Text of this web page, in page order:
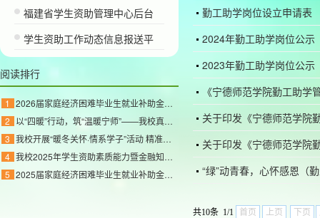
勤工助学岗位设立申请表
2024年勤工助学岗位公示
2023年勤工助学岗位公示
《宁德师范学院勤工助学
关于印发《宁德师范学院
关于印发《宁德师范学院
“绿”动青春，心怀感恩（
共10条 1/1 首页 上页 下页
福建省学生资助管理中心后台
学生资助工作动态信息报送平
阅读排行
1 2026届家庭经济困难毕业生就业补助金公示
2 以“四暖”行动，筑“温暖宁师”——我校真情关
3 我校开展“暖冬关怀·情系学子”活动 精准帮扶家
4 我校2025年学生资助素质能力暨金融知识竞赛校级
5 2025届家庭经济困难毕业生就业补助金公示